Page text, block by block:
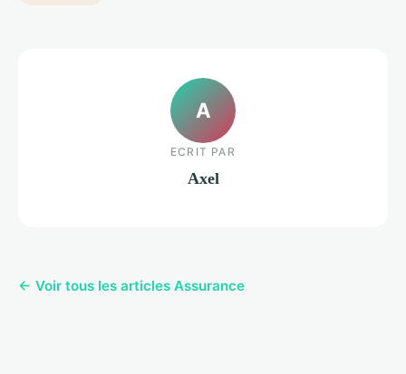
A
ECRIT PAR
Axel
← Voir tous les articles Assurance